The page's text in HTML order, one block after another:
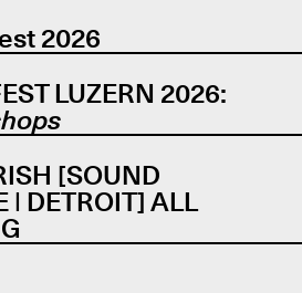
2026
LUZERN 2026:
[SOUND
| DETROIT] ALL